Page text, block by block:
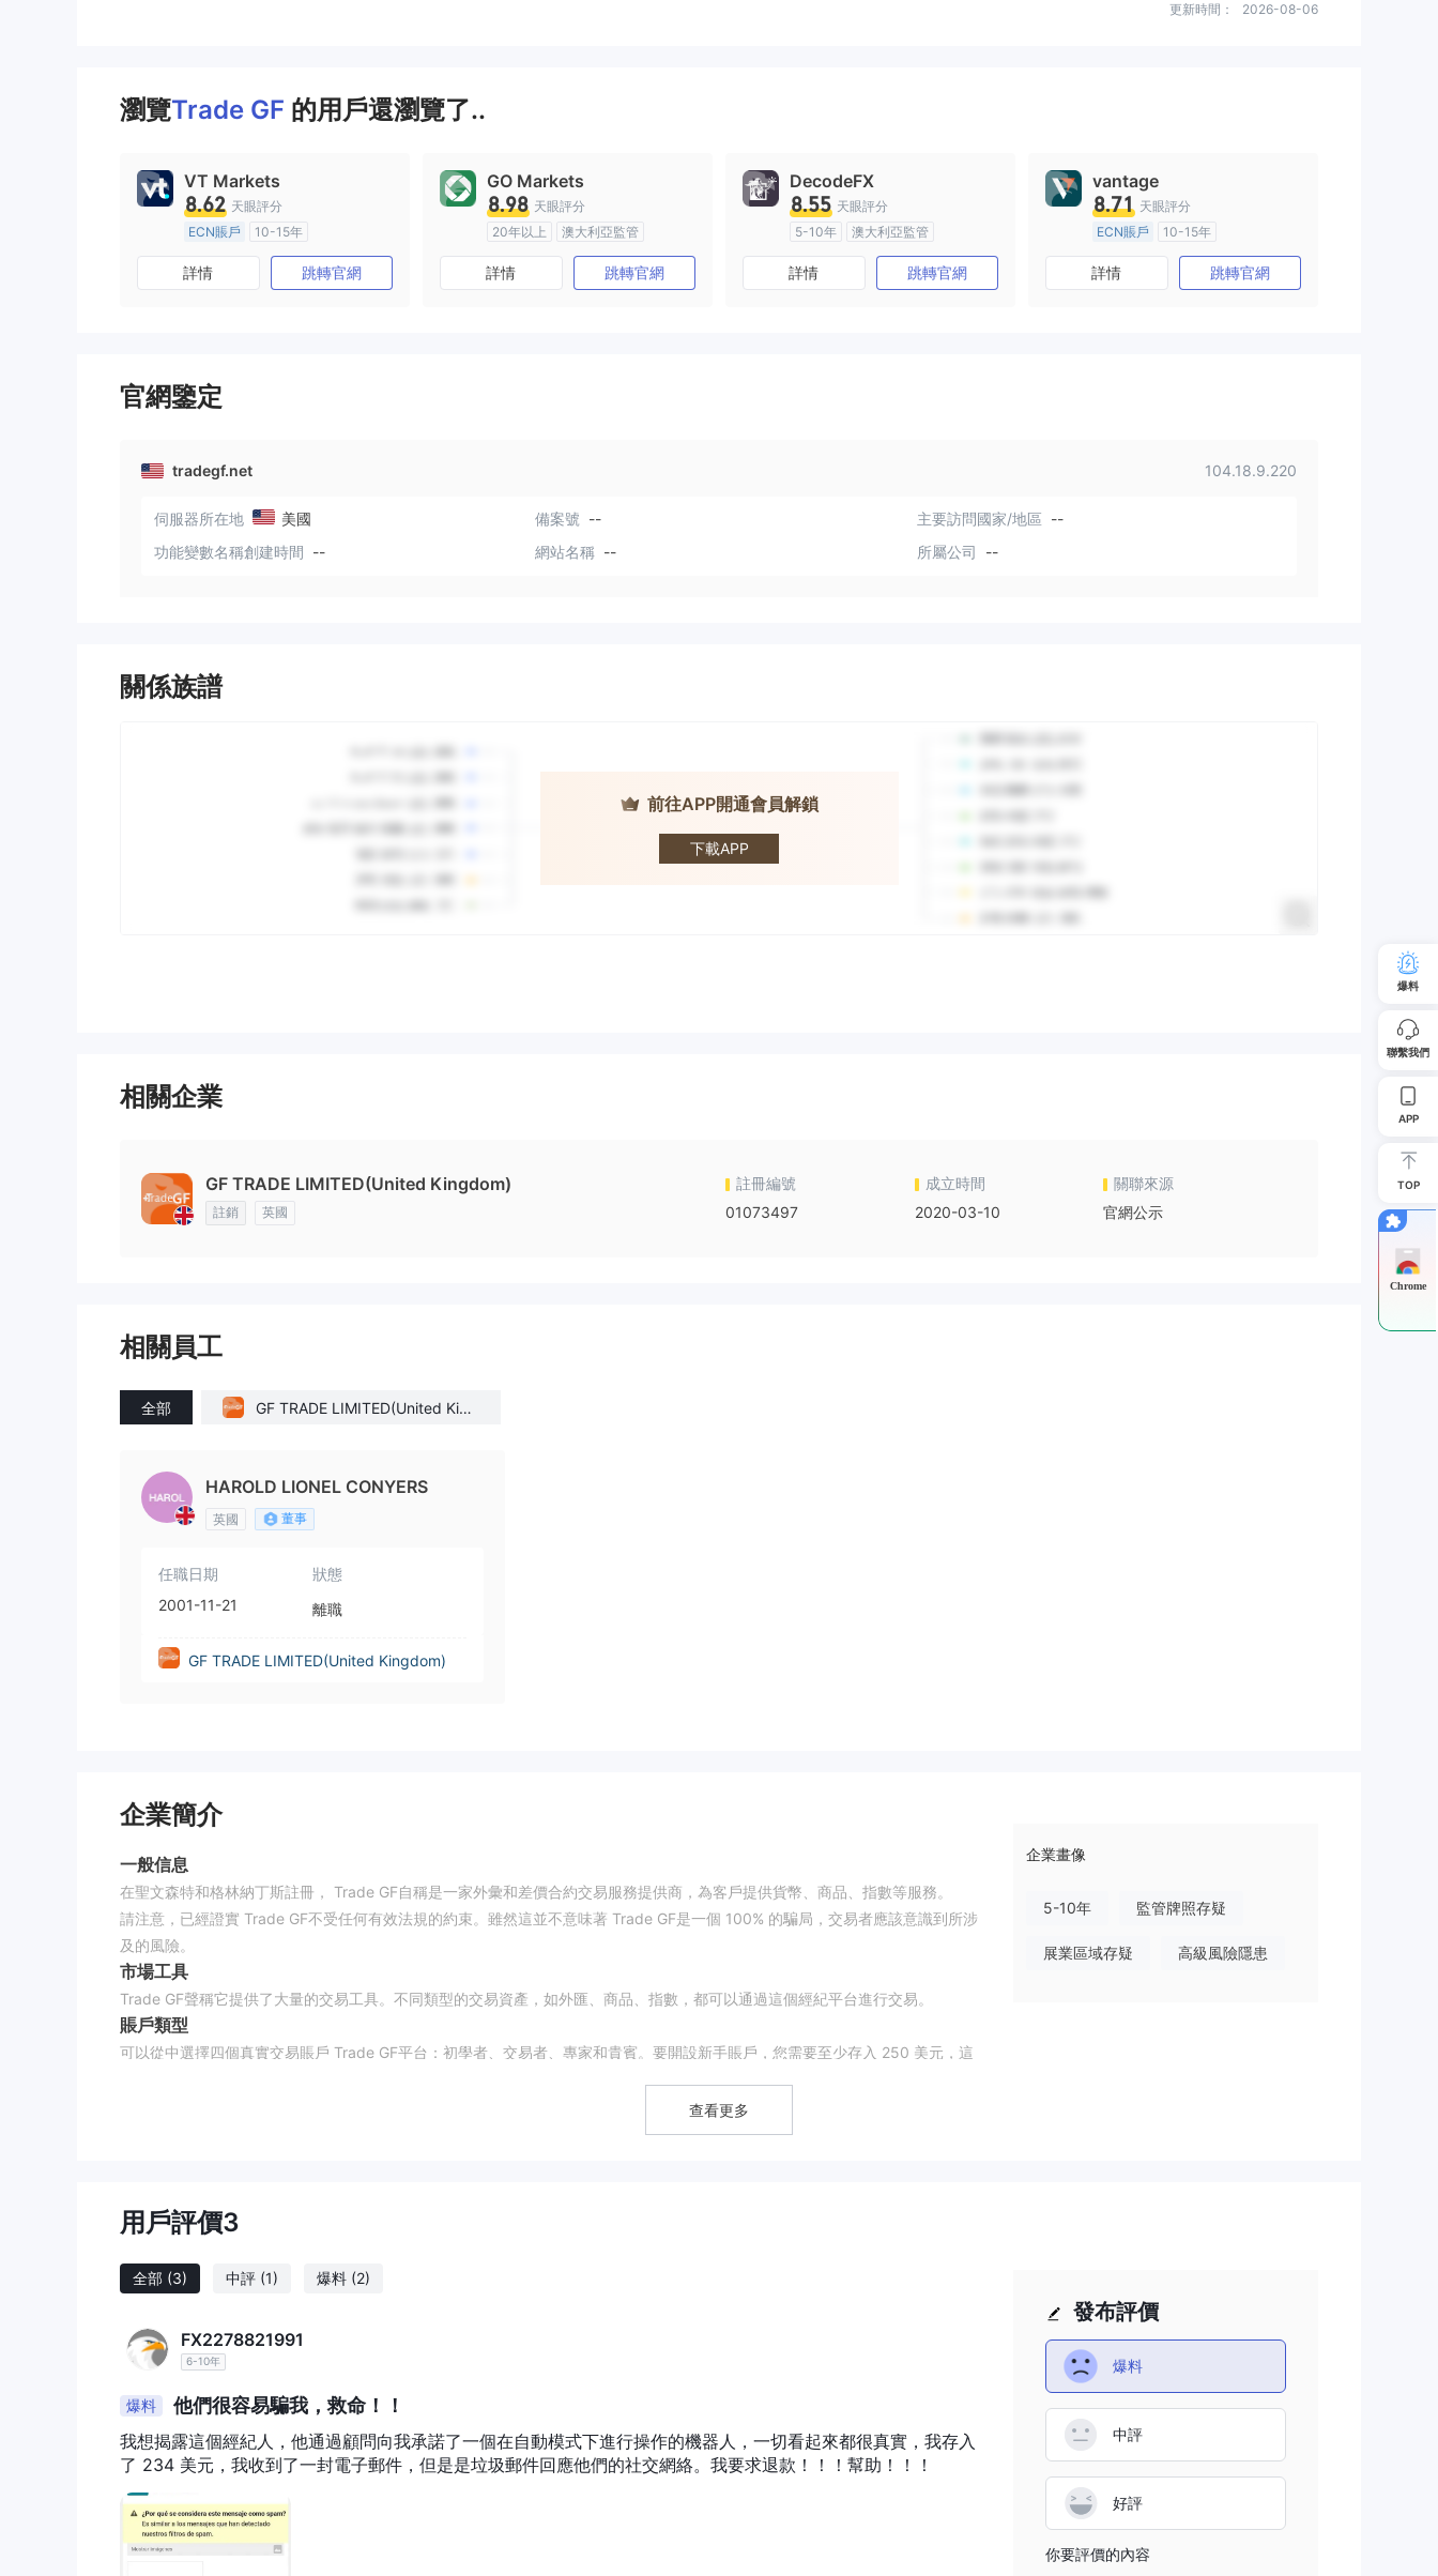
更新時間： 2026-08-06
瀏覽Trade GF 的用戶還瀏覽了..
VT Markets
8.62 天眼評分
ECN賬戶
10-15年
澳大利亞監管
全牌照 (MM)
主標MT4
詳情 跳轉官網
GO Markets
8.98 天眼評分
20年以上
澳大利亞監管
全牌照 (MM)
cTrader
詳情 跳轉官網
DecodeFX
8.55 天眼評分
5-10年
澳大利亞監管
全牌照 (MM)
主標MT4
詳情 跳轉官網
vantage
8.71 天眼評分
ECN賬戶
10-15年
澳大利亞監管
全牌照 (MM)
主標MT4
詳情 跳轉官網
官網鑒定
tradegf.net 104.18.9.220
伺服器所在地 美國 備案號 -- 主要訪問國家/地區 --
功能變數名稱創建時間 -- 網站名稱 -- 所屬公司 --
關係族譜
前往APP開通會員解鎖
下載APP
Trade GF
相關企業
GF TRADE LIMITED(United Kingdom)
註銷 英國
註冊編號
01073497
成立時間
2020-03-10
關聯來源
官網公示
相關員工
全部
GF TRADE LIMITED(United King
HAROLD LIONEL CONYERS
英國 董事
任職日期
2001-11-21
狀態
離職
GF TRADE LIMITED(United Kingdom)
企業簡介
一般信息
在聖文森特和格林納丁斯註冊， Trade GF自稱是一家外彙和差價合約交易服務提供商，為客戶提供貨幣、商品、指數等服務。
請注意，已經證實 Trade GF不受任何有效法規的約束。雖然這並不意味著 Trade GF是一個 100% 的騙局，交易者應該意識到所涉
及的風險。
市場工具
Trade GF聲稱它提供了大量的交易工具。不同類型的交易資產，如外匯、商品、指數，都可以通過這個經紀平台進行交易。
賬戶類型
可以從中選擇四個真實交易賬戶 Trade GF平台：初學者、交易者、專家和貴賓。要開設新手賬戶，您需要至少存入 250 美元，這
至於賬戶服務，客戶經理僅適用於初學者和專家賬戶，每日分析適用於所有前三個賬戶。
Trade GF似乎為客戶提供了一個專有的交易平台，其功能如下：
l 提供多種資產、外匯、差價合約
l 教育中心
l 移動應用
存取款
Trade GF允許其客戶通過維薩卡、萬事達卡、網絡貨幣、電匯進行存款和取款。
教育資源
大研究與分析、最新的投資信號。
客戶支持
Trade GF說它提供 7 x 24 客戶支持。如有任何疑問或與交易相關的問題，您可以聯繫 Trade GF通過以下渠道：
聯繫表格
企業畫像
5-10年 監管牌照存疑
展業區域存疑 高級風險隱患
查看更多
用戶評價3
全部 (3) 中評 (1) 爆料 (2)
FX2278821991
6-10年
爆料 他們很容易騙我，救命！！
我想揭露這個經紀人，他通過顧問向我承諾了一個在自動模式下進行操作的機器人，一切看起來都很真實，我存入
了 234 美元，我收到了一封電子郵件，但是是垃圾郵件回應他們的社交網絡。我要求退款！！！幫助！！！
發布評價
爆料
中評
好評
你要評價的內容
爆料
聯繫我們
APP
TOP
Chrome